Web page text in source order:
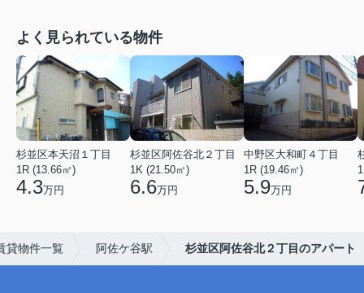
よく見られている物件
杉並区本天沼１丁目
1R (13.66㎡)
4.3万円
杉並区阿佐谷北２丁目
1K (21.50㎡)
6.6万円
中野区大和町４丁目
1R (19.46㎡)
5.9万円
貸物件一覧 阿佐ケ谷駅 杉並区阿佐谷北２丁目のアパート